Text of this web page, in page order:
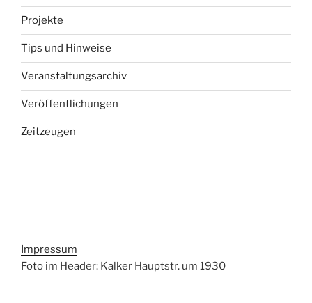
Projekte
Tips und Hinweise
Veranstaltungsarchiv
Veröffentlichungen
Zeitzeugen
Impressum
Foto im Header: Kalker Hauptstr. um 1930